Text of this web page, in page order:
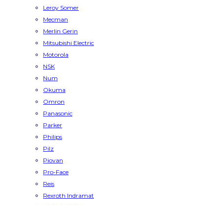
Leroy Somer
Mecman
Merlin Gerin
Mitsubishi Electric
Motorola
NSK
Num
Okuma
Omron
Panasonic
Parker
Philips
Pilz
Piovan
Pro-Face
Reis
Rexroth Indramat